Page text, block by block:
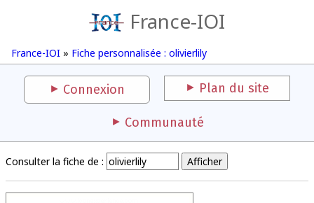
France-IOI
France-IOI » Fiche personnalisée : olivierlily
Connexion Plan du site
Communauté
Consulter la fiche de :